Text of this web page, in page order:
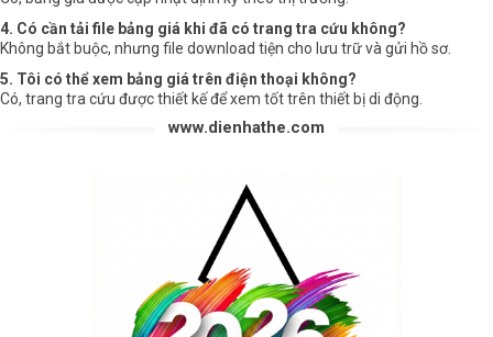
4. Có cần tải file bảng giá khi đã có trang tra cứu không?
Không bắt buộc, nhưng file download tiện cho lưu trữ và gửi hồ sơ.
5. Tôi có thể xem bảng giá trên điện thoại không?
Có, trang tra cứu được thiết kế để xem tốt trên thiết bị di động.
www.dienhathe.com